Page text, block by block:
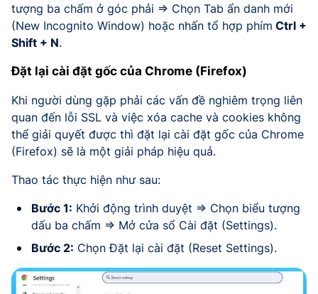
tượng ba chấm ở góc phải => Chọn Tab ẩn danh mới
(New Incognito Window) hoặc nhấn tổ hợp phím Ctrl +
Shift + N.
Đặt lại cài đặt gốc của Chrome (Firefox)
Khi người dùng gặp phải các vấn đề nghiêm trọng liên
quan đến lỗi SSL và việc xóa cache và cookies không
thể giải quyết được thì đặt lại cài đặt gốc của Chrome
(Firefox) sẽ là một giải pháp hiệu quả.
Thao tác thực hiện như sau:
Bước 1: Khởi động trình duyệt => Chọn biểu tượng
dấu ba chấm => Mở cửa sổ Cài đặt (Settings).
Bước 2: Chọn Đặt lại cài đặt (Reset Settings).